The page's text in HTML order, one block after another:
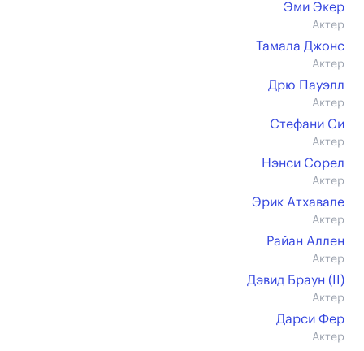
Эми Экер
Актер
Тамала Джонс
Актер
Дрю Пауэлл
Актер
Стефани Си
Актер
Нэнси Сорел
Актер
Эрик Атхавале
Актер
Райан Аллен
Актер
Дэвид Браун (II)
Актер
Дарси Фер
Актер